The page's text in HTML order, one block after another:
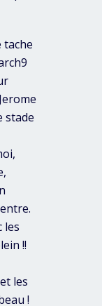
tache
stade
les
!!
les
!